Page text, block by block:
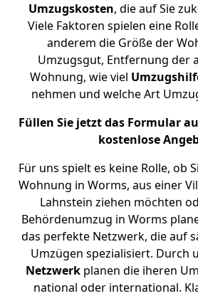
Umzugskosten, die auf Sie
Viele Faktoren spielen eine
anderem die Größe der
Umzugsgut, Entfernung der
Wohnung, wie viel
nehmen und welche Art
Füllen Sie jetzt das Formular
kostenlose
Für uns spielt es keine Rolle, ob
Wohnung in Worms, aus einer
Lahnstein ziehen möchten
Behördenumzug in Worms
das perfekte Netzwerk, die auf
Umzügen spezialisiert. Durch
Netzwerk planen die iheren
national oder international.